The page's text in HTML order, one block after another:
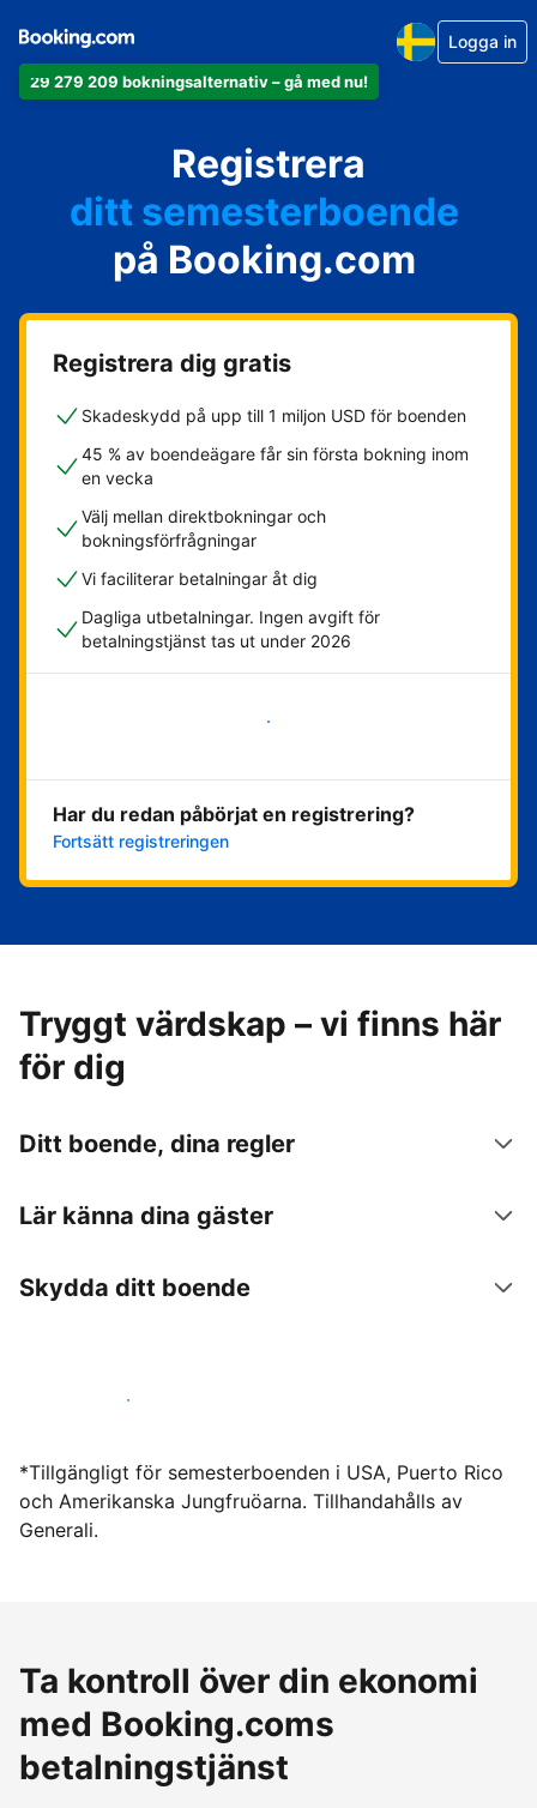
29 279 209 bokningsalternativ – gå med nu!
Logga in
Registrera
din lägenhet
ditt hotell
ditt semesterboende
din camping
ditt B&B
på Booking.com
Registrera dig gratis
Skadeskydd på upp till 1 miljon USD för boenden
45 % av boendeägare får sin första bokning inom
en vecka
Välj mellan direktbokningar och
bokningsförfrågningar
Vi faciliterar betalningar åt dig
Dagliga utbetalningar. Ingen avgift för
betalningstjänst tas ut under 2026
Kom igång nu
Har du redan påbörjat en registrering?
Fortsätt registreringen
Tryggt värdskap – vi finns här
för dig
Ditt boende, dina regler
Lär känna dina gäster
Skydda ditt boende
Hyr ut hos oss idag
*Tillgängligt för semesterboenden i USA, Puerto Rico
och Amerikanska Jungfruöarna. Tillhandahålls av
Generali.
Ta kontroll över din ekonomi
med Booking.coms
betalningstjänst